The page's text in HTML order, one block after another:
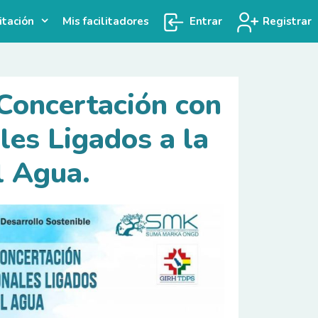
Mis facilitadores Entrar Registrar
con
Ligados a la
Agua.